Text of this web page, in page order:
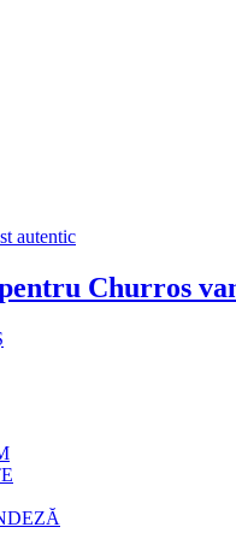
Churros